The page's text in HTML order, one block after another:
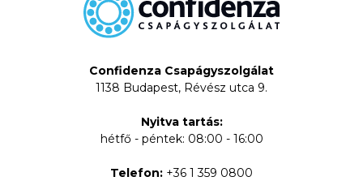
Confidenza Csapágyszolgálat
1138 Budapest, Révész utca 9.
Nyitva tartás:
hétfő - péntek: 08:00 - 16:00
Telefon: +36 1 359 0800